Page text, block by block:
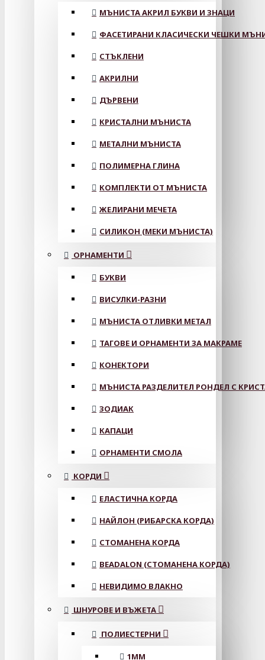
МЪНИСТА АКРИЛ БУКВИ И ЗНАЦИ
ФАСЕТИРАНИ КЛАСИЧЕСКИ ЧЕШКИ
СТЪКЛЕНИ
АКРИЛНИ
ДЪРВЕНИ
КРИСТАЛНИ МЪНИСТА
МЕТАЛНИ МЪНИСТА
ПОЛИМЕРНА ГЛИНА
КОМПЛЕКТИ ОТ МЪНИСТА
ЖЕЛИРАНИ МЕЧЕТА
СИЛИКОН (МЕКИ МЪНИСТА)
ОРНАМЕНТИ
БУКВИ
ВИСУЛКИ-РАЗНИ
МЪНИСТА ОТЛИВКИ МЕТАЛ
ТАГОВЕ И ОРНАМЕНТИ ЗА МАКРАМЕ
КОНЕКТОРИ
МЪНИСТА РАЗДЕЛИТЕЛ РОНДЕЛ С
ЗОДИАК
КАПАЦИ
ОРНАМЕНТИ СМОЛА
КОРДИ
ЕЛАСТИЧНА КОРДА
НАЙЛОН (РИБАРСКА КОРДА)
СТОМАНЕНА КОРДА
BEADALON (СТОМАНЕНА КОРДА)
НЕВИДИМО ВЛАКНО
ШНУРОВЕ И ВЪЖЕТА
ПОЛИЕСТЕРНИ
1ММ